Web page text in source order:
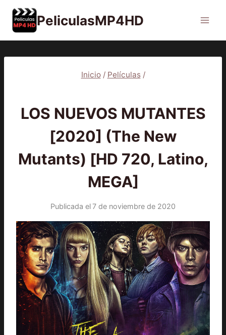
Saltar
contenido
PeliculasMP4HD
Inicio / Películas /
LOS NUEVOS MUTANTES
[2020] (The New
Mutants) [HD 720, Latino,
MEGA]
Publicada el7 de noviembre de 2020